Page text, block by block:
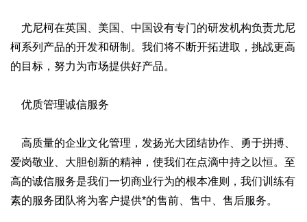
尤尼柯在英国、美国、中国设有专门的研发机构负责尤尼
柯系列产品的开发和研制。我们将不断开拓进取，挑战更高
的目标，努力为市场提供好产品。
优质管理诚信服务
高质量的企业文化管理，发扬光大团结协作、勇于拼搏、
爱岗敬业、大胆创新的精神，使我们在点滴中持之以恒。至
高的诚信服务是我们一切商业行为的根本准则，我们训练有
素的服务团队将为客户提供*的售前、售中、售后服务。